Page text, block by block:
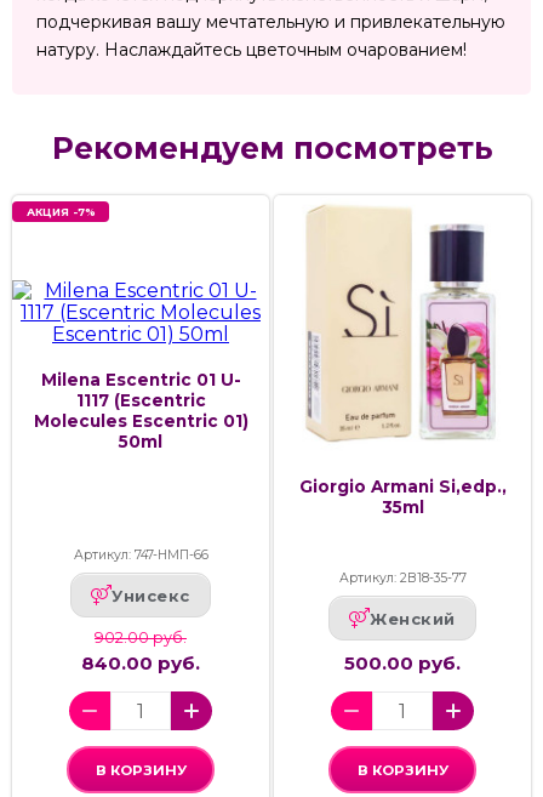
подчеркивая вашу мечтательную и привлекательную
натуру. Наслаждайтесь цветочным очарованием!
Рекомендуем посмотреть
АКЦИЯ -7%
Milena Escentric 01 U-
1117 (Escentric
Molecules Escentric 01)
50ml
Артикул: 747-НМП-66
Унисекс
902.00 руб.
840.00 руб.
В КОРЗИНУ
Giorgio Armani Si,edp.,
35ml
Артикул: 2В18-35-77
Женский
500.00 руб.
В КОРЗИНУ